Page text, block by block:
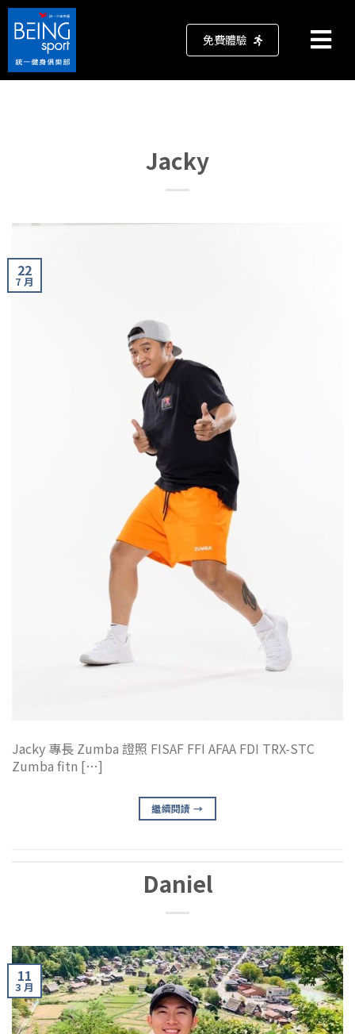
免費體驗
Jacky
22
7 月
Jacky 專長 Zumba 證照 FISAF FFI AFAA FDI TRX-STC
Zumba fitn […]
繼續閱讀→
Daniel
11
3 月